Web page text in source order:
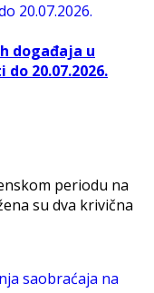
događaja u
do 20.07.2026.
periodu na
su dva krivična